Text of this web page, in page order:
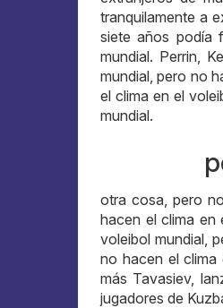
tranquilamente a
siete años podía
mundial. Perrin,
mundial, pero no
el clima en el
mundial.
otra cosa, pero
hacen el clima en
voleibol mundial,
no hacen el clima
más Tavasiev,
jugadores de